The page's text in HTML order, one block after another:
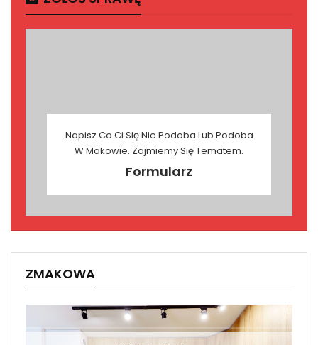
Napisz Co Ci Się Nie Podoba Lub Podoba
W Makowie. Zajmiemy Się Tematem.
Formularz
ZMAKOWA